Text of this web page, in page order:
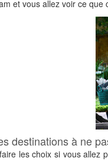
et vous allez voir ce que
destinations à ne
les choix si vous allez